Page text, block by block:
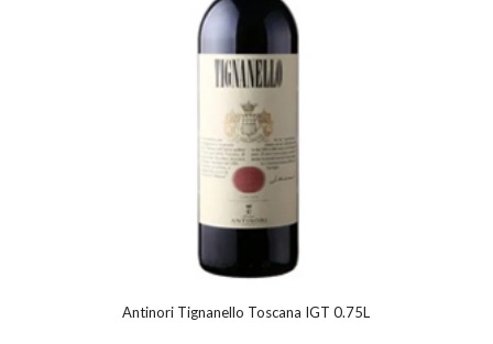
Antinori Tignanello Toscana IGT 0.75L